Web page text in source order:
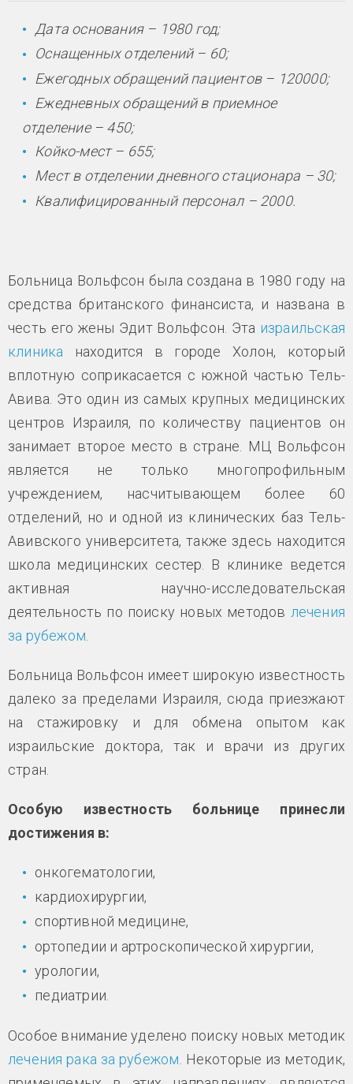
Дата основания – 1980 год;
Оснащенных отделений – 60;
Ежегодных обращений пациентов – 120000;
Ежедневных обращений в приемное
отделение – 450;
Койко-мест – 655;
Мест в отделении дневного стационара – 30;
Квалифицированный персонал – 2000.
Больница Вольфсон была создана в 1980 году на
средства британского финансиста, и названа в
честь его жены Эдит Вольфсон. Эта израильская
клиника находится в городе Холон, который
вплотную соприкасается с южной частью Тель-
Авива. Это один из самых крупных медицинских
центров Израиля, по количеству пациентов он
занимает второе место в стране. МЦ Вольфсон
является не только многопрофильным
учреждением, насчитывающем более 60
отделений, но и одной из клинических баз Тель-
Авивского университета, также здесь находится
школа медицинских сестер. В клинике ведется
активная научно-исследовательская
деятельность по поиску новых методов лечения
за рубежом
Больница Вольфсон имеет широкую известность
далеко за пределами Израиля, сюда приезжают
на стажировку и для обмена опытом как
израильские доктора, так и врачи из других
стран.
Особую известность больнице принесли
достижения в:
онкогематологии,
кардиохирургии,
спортивной медицине,
ортопедии и артроскопической хирургии,
урологии,
педиатрии.
Особое внимание уделено поиску новых методик
лечения рака за рубежом. Некоторые из методик,